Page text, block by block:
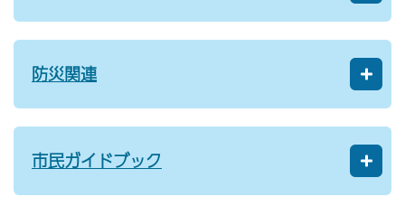
防災関連
市民ガイドブック